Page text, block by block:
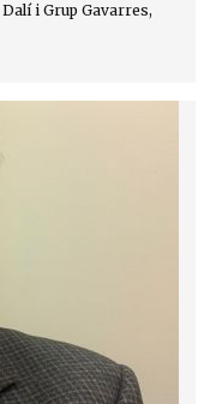
i Grup Gavarres,